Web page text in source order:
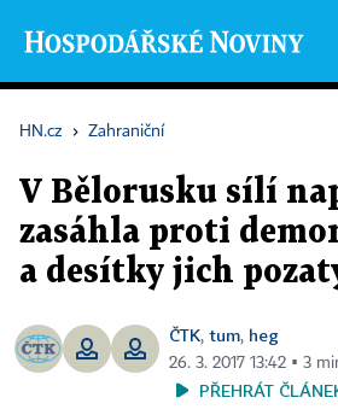
HN.cz › Zahraniční
V Bělorusku sílí
zasáhla proti
a desítky jich
ČTK, tum, heg
26. 3. 2017 13:42 ▪ 3
PŘEHRÁT